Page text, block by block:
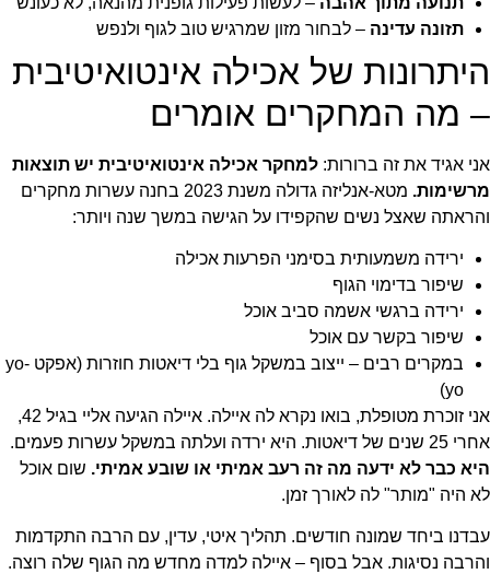
תזונה עדינה – לבחור מזון שמרגיש טוב לגוף ולנפש
היתרונות של אכילה אינטואיטיבית
– מה המחקרים אומרים
אני אגיד את זה ברורות: למחקר אכילה אינטואיטיבית יש תוצאות
מרשימות.
מטא-אנליזה גדולה משנת 2023 בחנה עשרות מחקרים
והראתה שאצל נשים שהקפידו על הגישה במשך שנה ויותר:
ירידה משמעותית בסימני הפרעות אכילה
שיפור בדימוי הגוף
ירידה ברגשי אשמה סביב אוכל
שיפור בקשר עם אוכל
במקרים רבים – ייצוב במשקל גוף בלי דיאטות חוזרות (אפקט yo-
yo)
אני זוכרת מטופלת, בואו נקרא לה איילה. איילה הגיעה אליי בגיל 42,
אחרי 25 שנים של דיאטות. היא ירדה ועלתה במשקל עשרות פעמים.
היא כבר לא ידעה מה זה רעב אמיתי או שובע אמיתי. שום אוכל
לא היה "מותר" לה לאורך זמן.
עבדנו ביחד שמונה חודשים. תהליך איטי, עדין, עם הרבה התקדמות
והרבה נסיגות. אבל בסוף – איילה למדה מחדש מה הגוף שלה רוצה.